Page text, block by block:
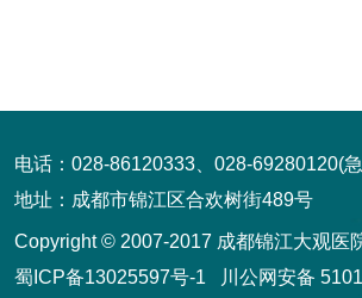
电话：028-86120333、028-69280120(
地址：成都市锦江区合欢树街489号
Copyright © 2007-2017 成都锦江大观医
蜀ICP备13025597号-1
川公网安备